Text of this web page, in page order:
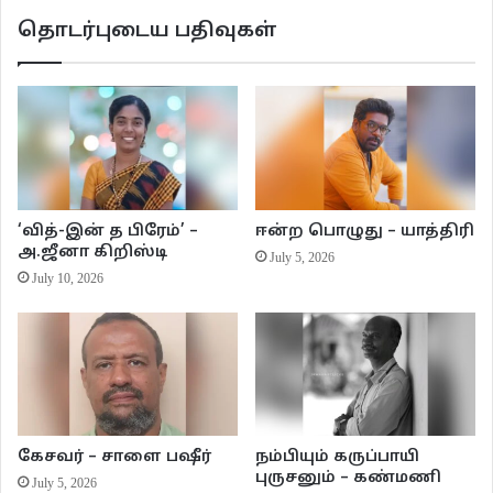
ஊரான பூவை கிராமத்துக்கு போக ரெண்டு மணி நேரம். அடைக்கலம் கொடுத்த
பூவை கிராமம் சொந்த ஊர் அடையாளமும் கொடுத்துருச்சி. மூணு வருஷத்துக்கு
அப்பறம் ஊருக்கு போப்போறேன். பயணம் செய்ற 24 மணி நேரத்துக்கு முன்னாடி
கொரோனா டெஸ்ட் எடுக்கனும், ரிசல்ட் நெகட்டிவா இருக்கனும், வேக்சின்
ரெண்டு டோசு போட்டிருக்கனும் அப்பதான் ஏர்போர்ட்ல நுழைய முடியும். நான்
ஏற்கனவே வேக்சின் ரெண்டு டோசு போட்டுட்டேன். காலையில நாலு மணிக்கு
கொரோனா டெஸ்ட்க்கு சாம்பிளும் கொடுத்துட்டேன். ரிசல்ட் வாங்குறதுக்காக
மெட் கத்தார் மெடிக்கல் சென்டரில் இப்பக் காத்திருக்கேன். என்ன மாதிரி பல
வருசமா ஊருக்கு போகமுடியாத வேதனையில பல நாட்டு தொழிலாளர்களும்
உறவுகளை கொரோனாவுக்கு பலி கொடுத்த பலரும் அங்க இருந்தோம். டெஸ்ட்
எடுக்க, ரிசல்ட் வாங்கனு இங்க வந்து போற எல்லார் முகத்திலும் பாசிடிவ் பயம்,
பீதி. இந்த வருஷத்துல மட்டும் எங்க கம்பெனியில வேலை செஞ்ச எட்டு பேர்
கொரோனால இறந்து போயிட்டாங்க அவங்க சடலத்தை இங்கயே
போட்டாதான் இந்த கட்டை வேகும் இல்லன்னா நாய் நரி, காக்கா கழுகு திங்கும்னு
தொடர்புடைய பதிவுகள்
‘வித்-இன் த பிரேம்’ –
அ.ஜீனா கிறிஸ்டி
July 10, 2026
ஈன்ற பொழுது – யாத்திரி
July 5, 2026
கேசவர் – சாளை பஷீர்
July 5, 2026
நம்பியும் கருப்பாயி
புருசனும் – கண்மணி